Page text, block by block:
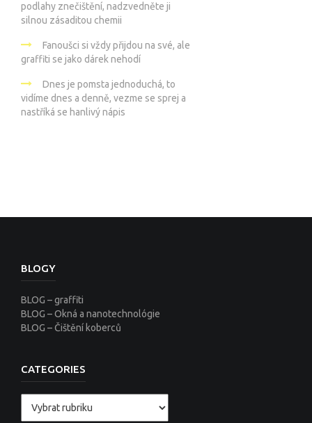
podlahy znečištění, nadzvedněte ji
silnou zásaditou chemii
Fanoušci si vždy přijdou na své, ale
graffiti se jako dárek nehodí
Dnes je pomsta jednoduchá, to
vidíme dnes a denně, vezme se sprej a
nastříká se hanlivý nápis
BLOGY
BLOG – graffiti
BLOG – Okná a nanotechnológie
BLOG – Čištění koberců
CATEGORIES